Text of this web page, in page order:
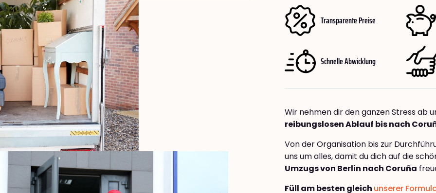
Transparente Preise
Schnelle Abwicklung
Wir nehmen dir den ganzen Stress ab
reibungslosen Ablauf bis nach
Von der Organisation bis zur
uns um alles, damit du dich auf die
Umzugs von Berlin nach Coruña
Füll am besten gleich unserer